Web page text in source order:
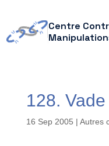
Centre
128.
16 Sep 2005 | Autres